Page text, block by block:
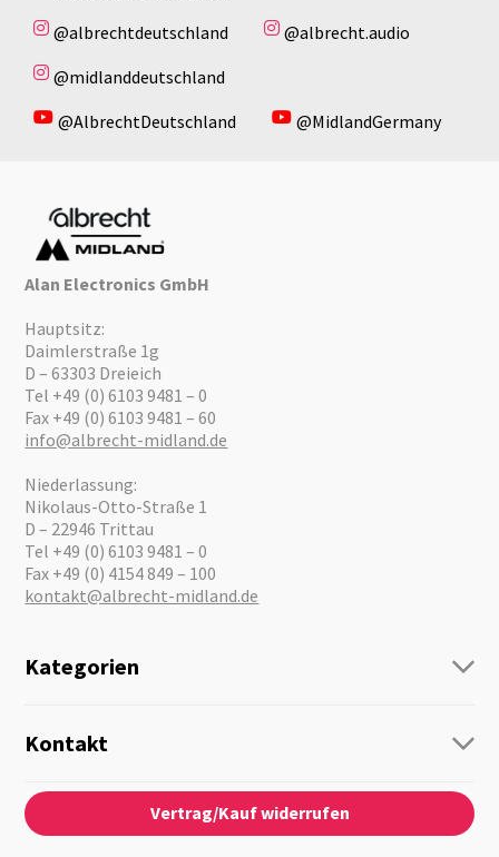
@albrechtdeutschland
@albrecht.audio
@midlanddeutschland
@AlbrechtDeutschland
@MidlandGermany
Alan Electronics GmbH
Hauptsitz:
Daimlerstraße 1g
D – 63303 Dreieich
Tel +49 (0) 6103 9481 – 0
Fax +49 (0) 6103 9481 – 60
info@albrecht-midland.de
Niederlassung:
Nikolaus-Otto-Straße 1
D – 22946 Trittau
Tel +49 (0) 6103 9481 – 0
Fax +49 (0) 4154 849 – 100
kontakt@albrecht-midland.de
Kategorien
Personenführung
Audio
Notfallvorsorge
Kontakt
Kontaktformular
Über Uns
News
Karriere
Vertrag/Kauf widerrufen